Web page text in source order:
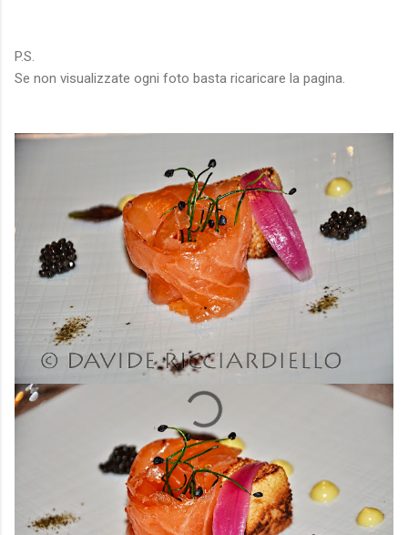
P.S.
Se non visualizzate ogni foto basta ricaricare la pagina.